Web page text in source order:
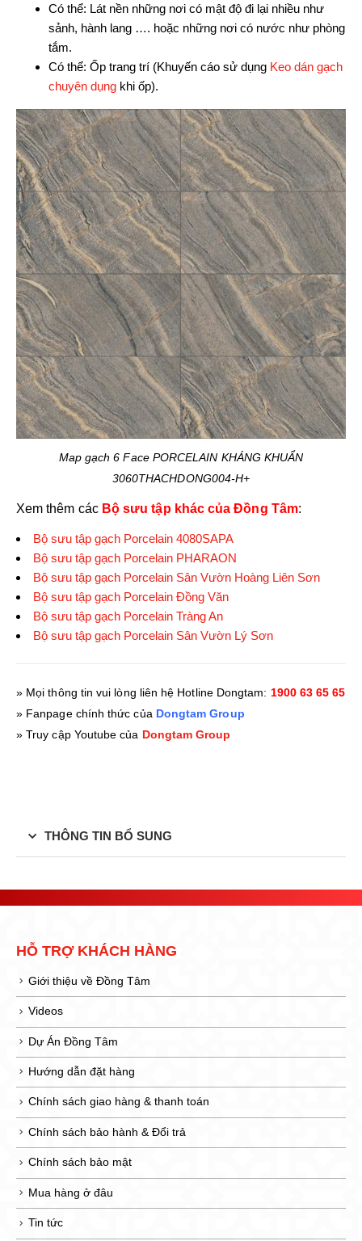
Có thể: Lát nền những nơi có mật độ đi lại nhiều như
sảnh, hành lang …. hoặc những nơi có nước như phòng
tắm.
Có thể: Ốp trang trí (Khuyến cáo sử dụng Keo dán gạch
chuyên dụng khi ốp).
Map gạch 6 Face PORCELAIN KHÁNG KHUẨN
3060THACHDONG004-H+
Xem thêm các Bộ sưu tập khác của Đồng Tâm:
Bộ sưu tập gạch Porcelain 4080SAPA
Bộ sưu tập gạch Porcelain PHARAON
Bộ sưu tập gạch Porcelain Sân Vườn Hoàng Liên Sơn
Bộ sưu tập gạch Porcelain Đồng Văn
Bộ sưu tập gạch Porcelain Tràng An
Bộ sưu tập gạch Porcelain Sân Vườn Lý Sơn
» Mọi thông tin vui lòng liên hệ Hotline Dongtam: 1900 63 65 65
» Fanpage chính thức của Dongtam Group
» Truy cập Youtube của Dongtam Group
THÔNG TIN BỔ SUNG
HỖ TRỢ KHÁCH HÀNG
Giới thiệu về Đồng Tâm
Videos
Dự Án Đồng Tâm
Hướng dẫn đặt hàng
Chính sách giao hàng & thanh toán
Chính sách bảo hành & Đổi trả
Chính sách bảo mật
Mua hàng ở đâu
Tin tức